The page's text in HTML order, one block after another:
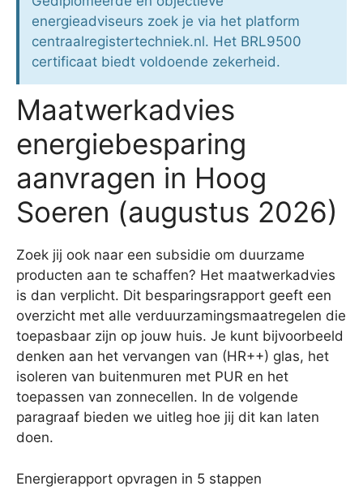
energieadviseurs zoek je via het platform
centraalregistertechniek.nl. Het BRL9500
certificaat biedt voldoende zekerheid.
Maatwerkadvies
energiebesparing
aanvragen in Hoog
Soeren (augustus 2026)
Zoek jij ook naar een subsidie om duurzame
producten aan te schaffen? Het maatwerkadvies
is dan verplicht. Dit besparingsrapport geeft een
overzicht met alle verduurzamingsmaatregelen die
toepasbaar zijn op jouw huis. Je kunt bijvoorbeeld
denken aan het vervangen van (HR++) glas, het
isoleren van buitenmuren met PUR en het
toepassen van zonnecellen. In de volgende
paragraaf bieden we uitleg hoe jij dit kan laten
doen.
Energierapport opvragen in 5 stappen